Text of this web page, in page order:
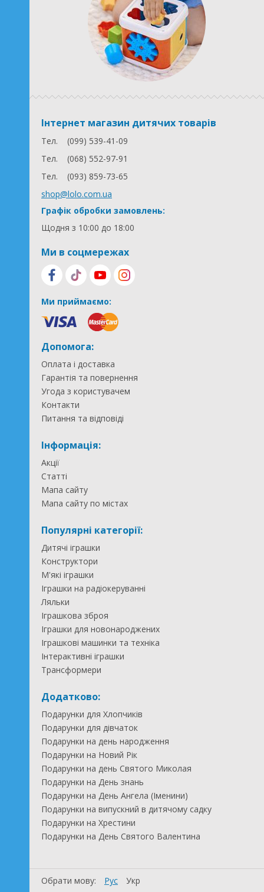
Інтернет магазин дитячих товарів
Тел.
(099) 539-41-09
Тел.
(068) 552-97-91
Тел.
(093) 859-73-65
shop@lolo.com.ua
Графік обробки замовлень:
Щодня з 10:00 до 18:00
Ми в соцмережах
Ми приймаємо:
Допомога:
Оплата і доставка
Гарантія та повернення
Угода з користувачем
Контакти
Питання та відповіді
Інформація:
Акції
Статті
Мапа сайту
Мапа сайту по містах
Популярні категорії:
Дитячі іграшки
Конструктори
М'які іграшки
Іграшки на радіокеруванні
Ляльки
Іграшкова зброя
Іграшки для новонароджених
Іграшкові машинки та техніка
Інтерактивні іграшки
Трансформери
Додатково:
Подарунки для Хлопчиків
Подарунки для дівчаток
Подарунки на день народження
Подарунки на Новий Рік
Подарунки на день Святого Миколая
Подарунки на День знань
Подарунки на День Ангела (Іменини)
Подарунки на випускний в дитячому садку
Подарунки на Хрестини
Подарунки на День Святого Валентина
Обрати мову: Рус Укр